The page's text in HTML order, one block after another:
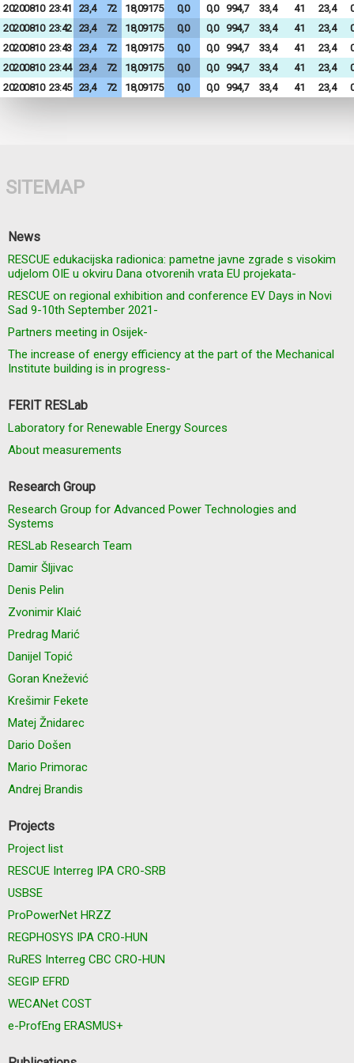
20200810 23:41 23,4 72 18,09175 0,0 0,0 994,7 33,4 41 23,4
20200810 23:42 23,4 72 18,09175 0,0 0,0 994,7 33,4 41 23,4
20200810 23:43 23,4 72 18,09175 0,0 0,0 994,7 33,4 41 23,4
20200810 23:44 23,4 72 18,09175 0,0 0,0 994,7 33,4 41 23,4
20200810 23:45 23,4 72 18,09175 0,0 0,0 994,7 33,4 41 23,4
SITEMAP
News
RESCUE edukacijska radionica: pametne javne zgrade s visokim
udjelom OIE u okviru Dana otvorenih vrata EU projekata-
RESCUE on regional exhibition and conference EV Days in Novi
Sad 9-10th September 2021-
Partners meeting in Osijek-
The increase of energy efficiency at the part of the Mechanical
Institute building is in progress-
FERIT RESLab
Laboratory for Renewable Energy Sources
About measurements
Research Group
Research Group for Advanced Power Technologies and
Systems
RESLab Research Team
Damir Šljivac
Denis Pelin
Zvonimir Klaić
Predrag Marić
Danijel Topić
Goran Knežević
Krešimir Fekete
Matej Žnidarec
Dario Došen
Mario Primorac
Andrej Brandis
Projects
Project list
RESCUE Interreg IPA CRO-SRB
USBSE
ProPowerNet HRZZ
REGPHOSYS IPA CRO-HUN
RuRES Interreg CBC CRO-HUN
SEGIP EFRD
WECANet COST
e-ProfEng ERASMUS+